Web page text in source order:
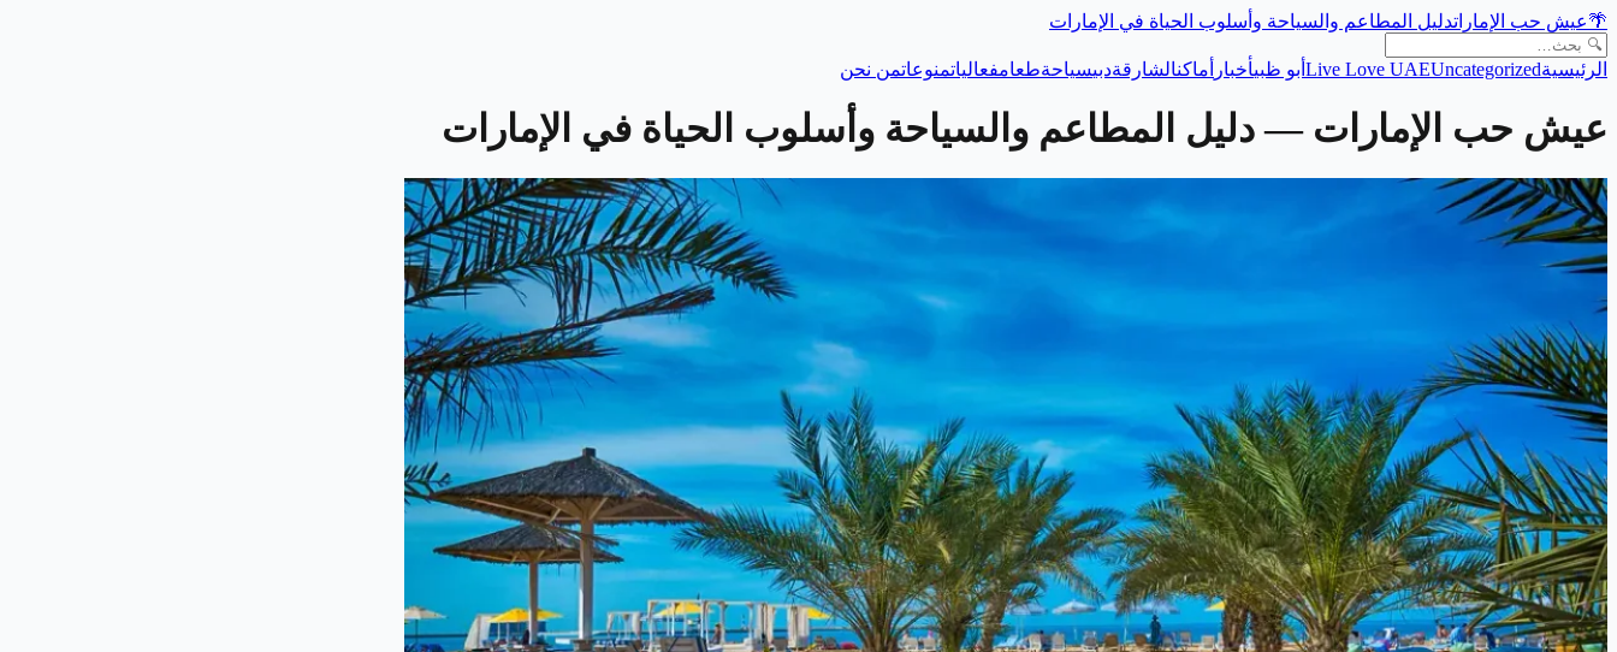
🌴عيش حب الإماراتدليل المطاعم والسياحة وأسلوب الحياة في الإمارات
الرئيسية Live Love UAEUncategorized أبو ظبيأخبار أماكنالشارقةدبيسياحةطعامفعالياتمنوعاتمن نحن
عيش حب الإمارات — دليل المطاعم والسياحة وأسلوب الحياة في الإمارات